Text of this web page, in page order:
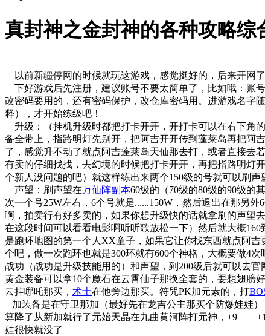
真封神之金封神的各种攻略综
以前新疆停网的时候就玩这游戏，感觉挺好的，后来开网
下好游戏后先注册，建议账号不要太简单了，比如哦：账
改密码要用的，还有密码保护，改仓库密码用。进游戏名字
释），才开始练级吧！
升级：（挂机升级时都把打卡开开，开打卡可以在右下角
备全带上，指路明灯先别开，把阿吉开开传到蓬莱岛再把阿
了，感觉升不动了就点阿吉蓬莱岛天仙那去打，或者直接
有卖的仔细找找，去幻境的时候把打卡开开，再把指路明灯
个新人没问题的吧）就这样练出来两个150级的号就可以刷声
声望：刷声望在万仙阵副本60级的（70级的80级的90级的
次一个号25W左右，6个号就是......150W，然后退出在那另
啊，拍卖行有好多卖的，如果你想升级快的话就拿刷的声望
在这段时间可以看看电影啊听听歌放松一下）然后就大概
是跑环地图的第一个人XX童子，如果它让你找东西就点阿
个吧，做一次跑环也就是300环就有600个神格，大概要做4
战功（战功是升级技能用的）和声望，到200级后就可以去
黄金装备可以拿10个魔石在云霄仙子那换全套的，要想翅膀
云挂哪吒那买， 术士在他旁边那买。符咒PK加元素的，打
加装备是在守卫那加（最好先在龙吉公主那买个防爆娃娃
算降了从新加就行了元始天晶在九曲黄河阵打元神，
娃很快就没了